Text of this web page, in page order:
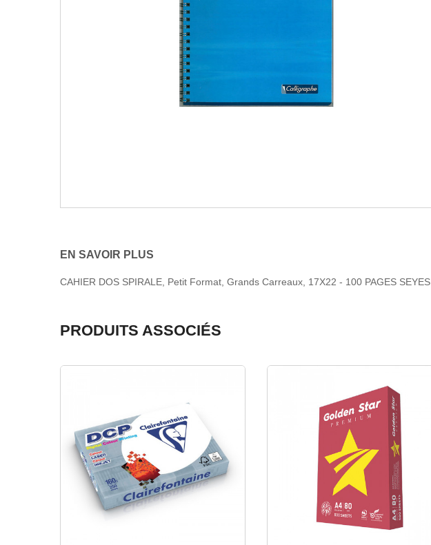
EN SAVOIR PLUS
CAHIER DOS SPIRALE, Petit Format, Grands Carreaux, 17X22 - 100 PAGES SEYES
PRODUITS ASSOCIÉS